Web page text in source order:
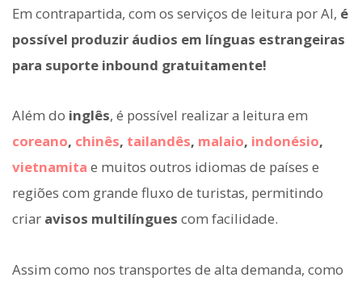
Em contrapartida, com os serviços de leitura por AI, é
possível produzir áudios em línguas estrangeiras
para suporte inbound gratuitamente!
Além do inglês, é possível realizar a leitura em
coreano, chinês, tailandês, malaio, indonésio,
vietnamita e muitos outros idiomas de países e
regiões com grande fluxo de turistas, permitindo
criar avisos multilíngues com facilidade.
Assim como nos transportes de alta demanda, como